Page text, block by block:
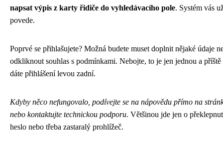
napsat výpis z karty řidiče do vyhledávacího pole. Systém vás
povede.
Poprvé se přihlašujete? Možná budete muset doplnit nějaké údaje
odkliknout souhlas s podmínkami. Nebojte, to je jen jednou a příště
dáte přihlášení levou zadní.
Kdyby něco nefungovalo, podívejte se na nápovědu přímo na
nebo kontaktujte technickou podporu. Většinou jde jen o
heslo nebo třeba zastaralý prohlížeč.